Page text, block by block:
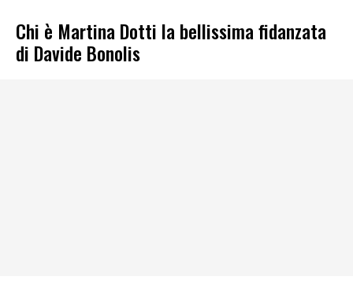
Chi è Martina Dotti la bellissima fidanzata
di Davide Bonolis